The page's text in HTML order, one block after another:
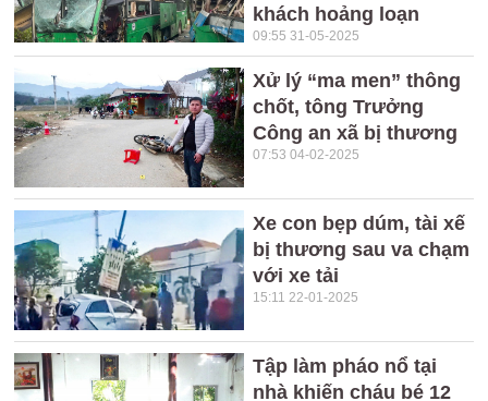
khách hoảng loạn
09:55 31-05-2025
Xử lý “ma men” thông
chốt, tông Trưởng
Công an xã bị thương
07:53 04-02-2025
Xe con bẹp dúm, tài xế
bị thương sau va chạm
với xe tải
15:11 22-01-2025
Tập làm pháo nổ tại
nhà khiến cháu bé 12